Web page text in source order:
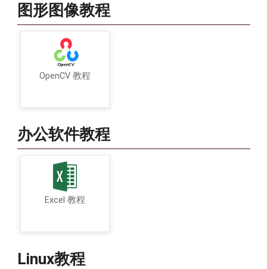
图形图像教程
OpenCV 教程
办公软件教程
Excel 教程
Linux教程